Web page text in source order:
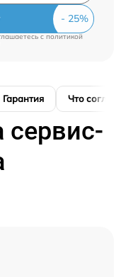
cполитикой
Гарантия Что